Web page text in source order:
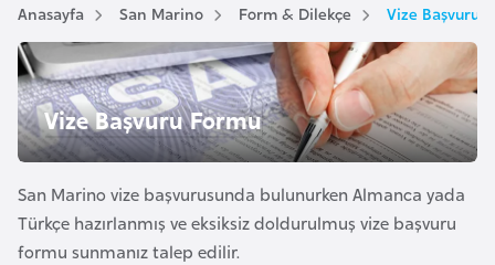
i
n
o
V
i
z
e
İ
ş
t
i
ş
i
Anasayfa San Marino Form & Dilekçe Vize Başvuru
Vize Başvuru Formu
San Marino vize başvurusunda bulunurken Almanca yada
Türkçe hazırlanmış ve eksiksiz doldurulmuş vize başvuru
formu sunmanız talep edilir.
A
v
u